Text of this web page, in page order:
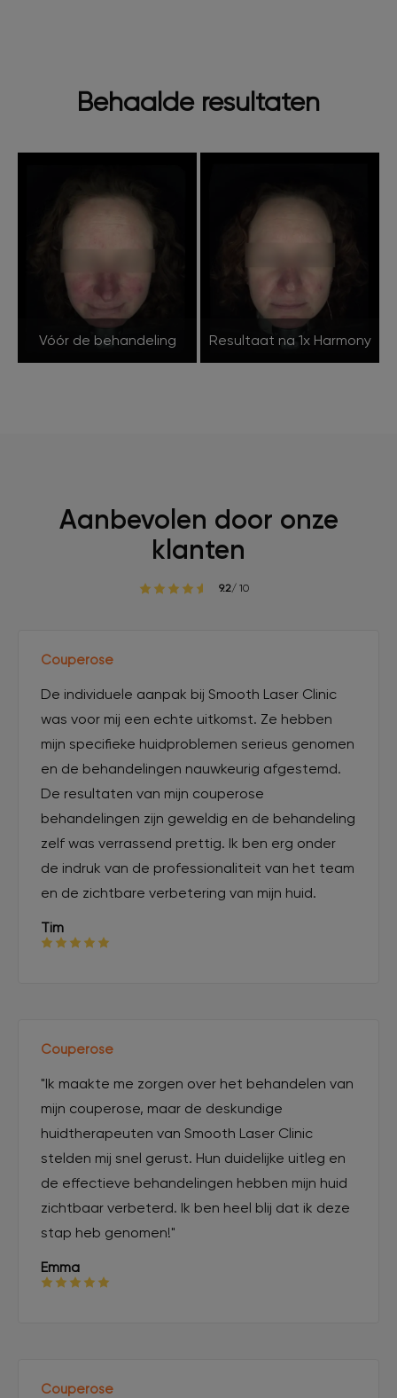
Behaalde resultaten
Vóór de behandeling Resultaat na 1x Harmony
Aanbevolen door onze
klanten
9.2/ 10
Couperose
De individuele aanpak bij Smooth Laser Clinic
was voor mij een echte uitkomst. Ze hebben
mijn specifieke huidproblemen serieus genomen
en de behandelingen nauwkeurig afgestemd.
De resultaten van mijn couperose
behandelingen zijn geweldig en de behandeling
zelf was verrassend prettig. Ik ben erg onder
de indruk van de professionaliteit van het team
en de zichtbare verbetering van mijn huid.
Tim
Couperose
"Ik maakte me zorgen over het behandelen van
mijn couperose, maar de deskundige
huidtherapeuten van Smooth Laser Clinic
stelden mij snel gerust. Hun duidelijke uitleg en
de effectieve behandelingen hebben mijn huid
zichtbaar verbeterd. Ik ben heel blij dat ik deze
stap heb genomen!"
Emma
Couperose